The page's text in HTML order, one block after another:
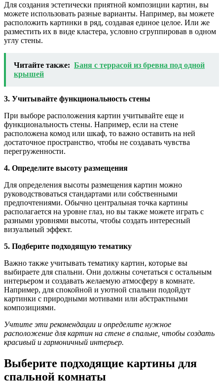
Для создания эстетически приятной композиции картин, вы
можете использовать разные варианты. Например, вы можете
расположить картинки в ряд, создавая единое целое. Или же
разместить их в виде кластера, условно сгруппировав в одном
углу стены.
Читайте также: Баня с террасой из бревна под одной
крышей
3. Учитывайте функциональность стены
При выборе расположения картин учитывайте еще и
функциональность стены. Например, если на стене
расположена комод или шкаф, то важно оставить на ней
достаточное пространство, чтобы не создавать чувства
перегруженности.
4. Определите высоту размещения
Для определения высоты размещения картин можно
руководствоваться стандартами или собственными
предпочтениями. Обычно центральная точка картины
располагается на уровне глаз, но вы также можете играть с
разными уровнями высоты, чтобы создать интересный
визуальный эффект.
5. Подберите подходящую тематику
Важно также учитывать тематику картин, которые вы
выбираете для спальни. Они должны сочетаться с остальным
интерьером и создавать желаемую атмосферу в комнате.
Например, для спокойной и уютной спальни подойдут
картинки с природными мотивами или абстрактными
композициями.
Учтите эти рекомендации и определите нужное
расположение для картин на стене в спальне, чтобы создать
красивый и гармоничный интерьер.
Выберите подходящие картины для
спальной комнаты